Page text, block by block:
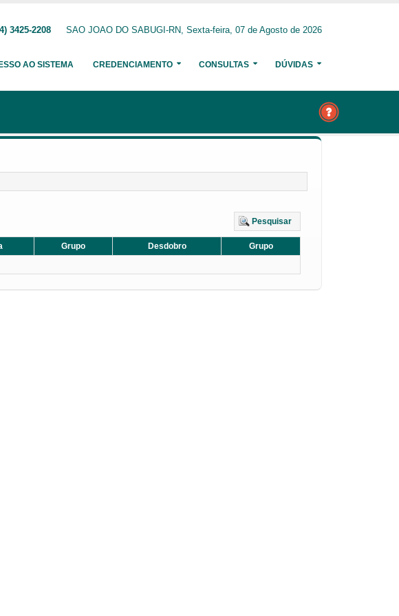
3425-2208 SAO JOAO DO SABUGI-RN, Sexta-feira, 07 de Agosto de 2026
AO SISTEMA CREDENCIAMENTO CONSULTAS DÚVIDAS
Pesquisar
Grupo Desdobro
Grupo